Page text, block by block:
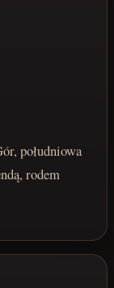
południowa
rodem